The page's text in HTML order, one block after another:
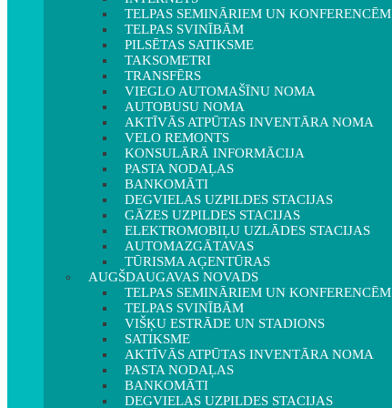
TELPAS SEMINĀRIEM UN KONFERENCĒM
TELPAS SVINĪBĀM
PILSĒTAS SATIKSME
TAKSOMETRI
TRANSFĒRS
VIEGLO AUTOMAŠĪNU NOMA
AUTOBUSU NOMA
AKTĪVĀS ATPŪTAS INVENTĀRA NOMA
VELO REMONTS
KONSULĀRĀ INFORMĀCIJA
PASTA NODAĻAS
BANKOMĀTI
DEGVIELAS UZPILDES STACIJAS
GĀZES UZPILDES STACIJAS
ELEKTROMOBIĻU UZLĀDES STACIJAS
AUTOMAZGĀTAVAS
TŪRISMA AĢENTŪRAS
AUGŠDAUGAVAS NOVADS
TELPAS SEMINĀRIEM UN KONFERENCĒM
TELPAS SVINĪBĀM
VIŠĶU ESTRĀDE UN STADIONS
SATIKSME
AKTĪVĀS ATPŪTAS INVENTĀRA NOMA
PASTA NODAĻAS
BANKOMĀTI
DEGVIELAS UZPILDES STACIJAS